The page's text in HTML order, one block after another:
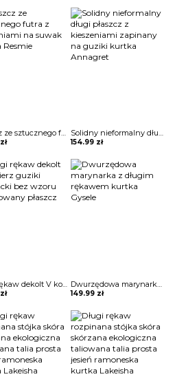
Płaszcz ze sztucznego futra z kieszeniami na suwak kurtka Resmie
zł
Solidny nieformalny długi płaszcz z kieszeniami zapinany na guziki kurtka Annagret
154.99 zł
Długi rękaw dekolt V kołnierz guziki elegancki bez wzoru dopasowany płaszcz Aaltje
zł
Dwurzędowa marynarka z długim rękawem kurtka Gysele
149.99 zł